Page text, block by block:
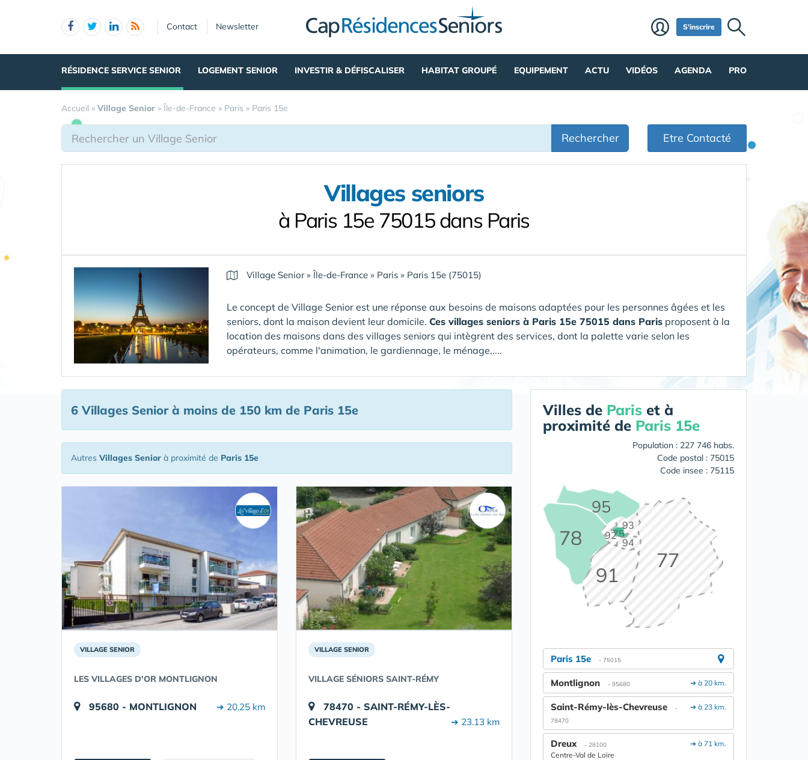
Contact Newsletter S'inscrire
RÉSIDENCE SERVICE SENIOR LOGEMENT SENIOR INVESTIR & DÉFISCALISER HABITAT GROUPÉ EQUIPEMENT ACTU VIDÉOS AGENDA PRO
Accueil » Village Senior » Île-de-France » Paris » Paris 15e
Rechercher Etre Contacté
Villages seniors
à Paris 15e 75015 dans Paris
Village Senior»Île-de-France » Paris » Paris 15e (75015)
Le concept de Village Senior est une réponse aux besoins de maisons adaptées pour les personnes âgées et les
seniors, dont la maison devient leur domicile. Ces villages seniors à Paris 15e 75015 dans Paris proposent à la
location des maisons dans des villages seniors qui intègrent des services, dont la palette varie selon les
opérateurs, comme l'animation, le gardiennage, le ménage,....
6 Villages Seniorà moins de 150 km de Paris 15e
Autres Villages Senior à proximité de Paris 15e
VILLAGE SENIOR
LES VILLAGES D'OR MONTLIGNON
95680 - MONTLIGNON ➔ 20.25 km
VILLAGE SENIOR
VILLAGE SÉNIORS SAINT-RÉMY
78470 - SAINT-RÉMY-LÈS-
CHEVREUSE
➔ 23.13 km
Villes de Paris et à
proximité de Paris 15e
Population : 227 746 habs.
Code postal : 75015
Code insee : 75115
75
77
78
91
92
93
94
95
Paris 15e - 75015
➔ à 20 km.
Montlignon - 95680
➔ à 23 km.
Saint-Rémy-lès-Chevreuse
-
78470
➔ à 71 km.
Dreux - 28100
Centre-Val de Loire